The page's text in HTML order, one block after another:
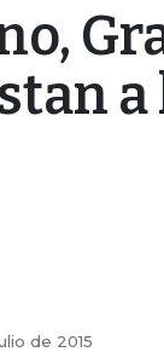
de 2015